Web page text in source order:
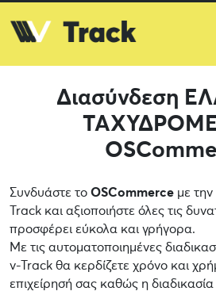
Διασύνδεση
Συνδυάστε το OSCommerce με
Track και αξιοποιήστε όλες τις
προσφέρει εύκολα και γρήγορα.
Με τις αυτοματοποιημένες
v-Track θα κερδίζετε χρόνο και
επιχείρησή σας καθώς η